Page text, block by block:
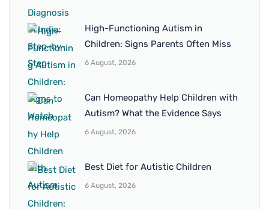
High-Functioning Autism in
Children: Signs Parents Often Miss
6 August, 2026
Can Homeopathy Help Children with
Autism? What the Evidence Says
6 August, 2026
Best Diet for Autistic Children
6 August, 2026